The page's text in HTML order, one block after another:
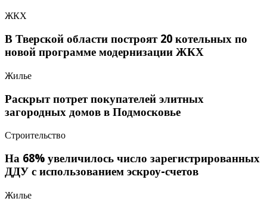
ЖКХ
В Тверской области построят 20 котельных по
новой программе модернизации ЖКХ
Жилье
Раскрыт потрет покупателей элитных
загородных домов в Подмосковье
Строительство
На 68% увеличилось число зарегистрированных
ДДУ с использованием эскроу-счетов
Жилье